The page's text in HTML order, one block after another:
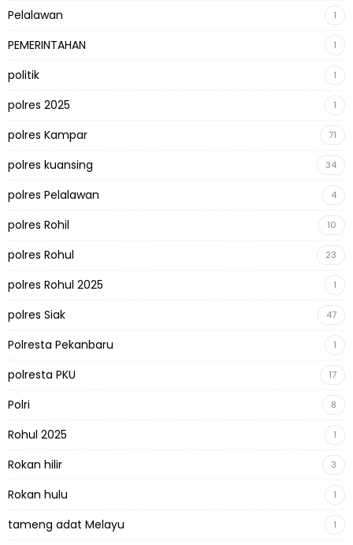
Pelalawan 1
PEMERINTAHAN 1
politik 1
polres 2025 1
polres Kampar 71
polres kuansing 34
polres Pelalawan 4
polres Rohil 10
polres Rohul 23
polres Rohul 2025 1
polres Siak 47
Polresta Pekanbaru 1
polresta PKU 17
Polri 8
Rohul 2025 1
Rokan hilir 3
Rokan hulu 1
tameng adat Melayu 1